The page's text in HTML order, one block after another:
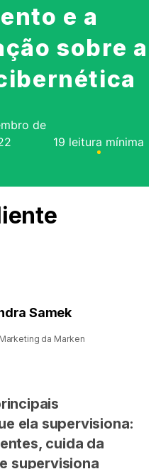
e a
sobre a
de
19 leitura mínima
Samek
da Marken
ela supervisiona:
cuida da
supervisiona